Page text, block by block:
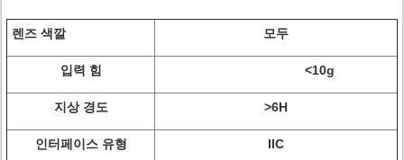
렌즈 색깔 모두
입력 힘 <10g
지상 경도 >6H
인터페이스 유형 IIC